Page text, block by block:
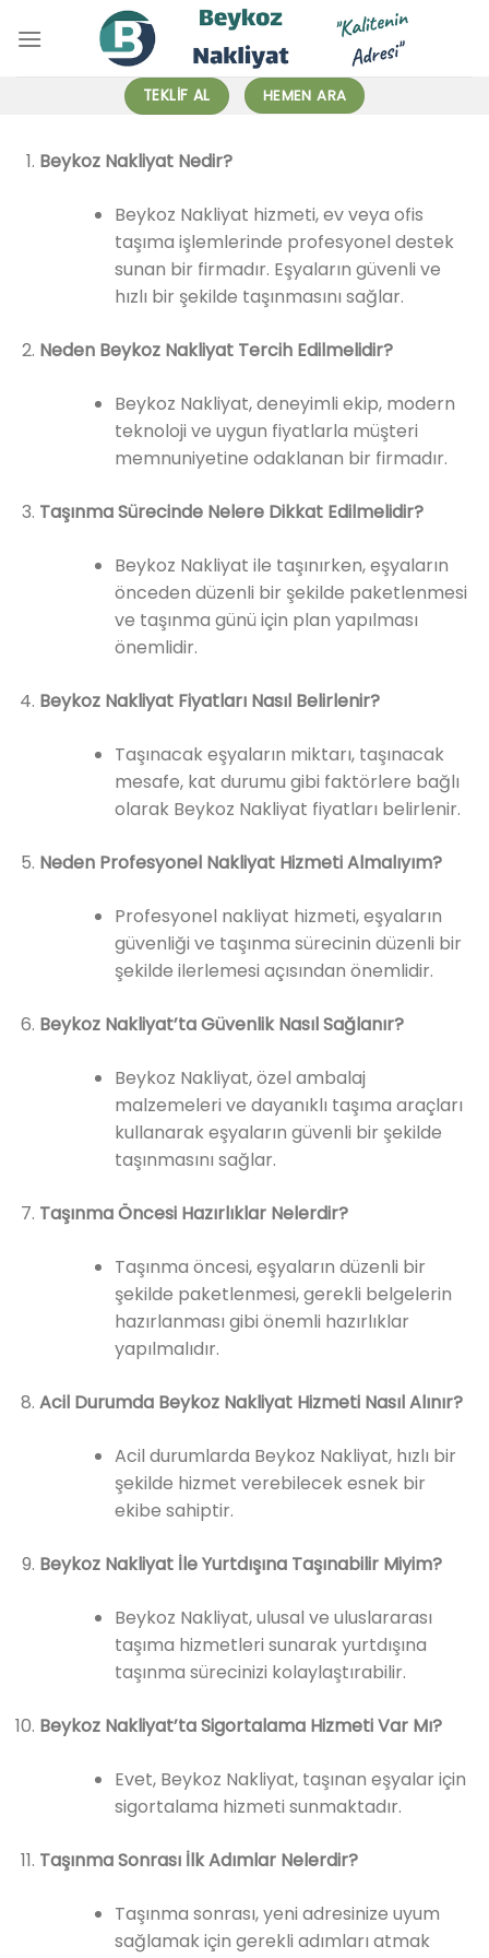
atla
TEKLIF AL HEMEN ARA
Beykoz Nakliyat Nedir?
Beykoz Nakliyat hizmeti, ev veya ofis
taşıma işlemlerinde profesyonel destek
sunan bir firmadır. Eşyaların güvenli ve
hızlı bir şekilde taşınmasını sağlar.
Neden Beykoz Nakliyat Tercih Edilmelidir?
Beykoz Nakliyat, deneyimli ekip, modern
teknoloji ve uygun fiyatlarla müşteri
memnuniyetine odaklanan bir firmadır.
Taşınma Sürecinde Nelere Dikkat Edilmelidir?
Beykoz Nakliyat ile taşınırken, eşyaların
önceden düzenli bir şekilde paketlenmesi
ve taşınma günü için plan yapılması
önemlidir.
Beykoz Nakliyat Fiyatları Nasıl Belirlenir?
Taşınacak eşyaların miktarı, taşınacak
mesafe, kat durumu gibi faktörlere bağlı
olarak Beykoz Nakliyat fiyatları belirlenir.
Neden Profesyonel Nakliyat Hizmeti Almalıyım?
Profesyonel nakliyat hizmeti, eşyaların
güvenliği ve taşınma sürecinin düzenli bir
şekilde ilerlemesi açısından önemlidir.
Beykoz Nakliyat’ta Güvenlik Nasıl Sağlanır?
Beykoz Nakliyat, özel ambalaj
malzemeleri ve dayanıklı taşıma araçları
kullanarak eşyaların güvenli bir şekilde
taşınmasını sağlar.
Taşınma Öncesi Hazırlıklar Nelerdir?
Taşınma öncesi, eşyaların düzenli bir
şekilde paketlenmesi, gerekli belgelerin
hazırlanması gibi önemli hazırlıklar
yapılmalıdır.
Acil Durumda Beykoz Nakliyat Hizmeti Nasıl Alınır?
Acil durumlarda Beykoz Nakliyat, hızlı bir
şekilde hizmet verebilecek esnek bir
ekibe sahiptir.
Beykoz Nakliyat İle Yurtdışına Taşınabilir Miyim?
Beykoz Nakliyat, ulusal ve uluslararası
taşıma hizmetleri sunarak yurtdışına
taşınma sürecinizi kolaylaştırabilir.
Beykoz Nakliyat’ta Sigortalama Hizmeti Var Mı?
Evet, Beykoz Nakliyat, taşınan eşyalar için
sigortalama hizmeti sunmaktadır.
Taşınma Sonrası İlk Adımlar Nelerdir?
Taşınma sonrası, yeni adresinize uyum
sağlamak için gerekli adımları atmak